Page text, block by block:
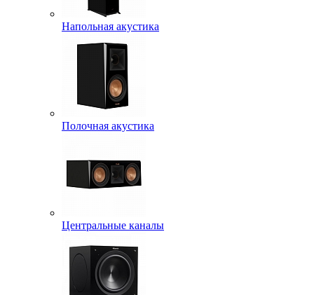
Напольная акустика
Полочная акустика
Центральные каналы